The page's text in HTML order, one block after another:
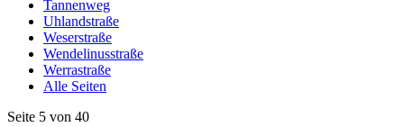
Tannenweg
Uhlandstraße
Weserstraße
Wendelinusstraße
Werrastraße
Alle Seiten
Seite 5 von 40